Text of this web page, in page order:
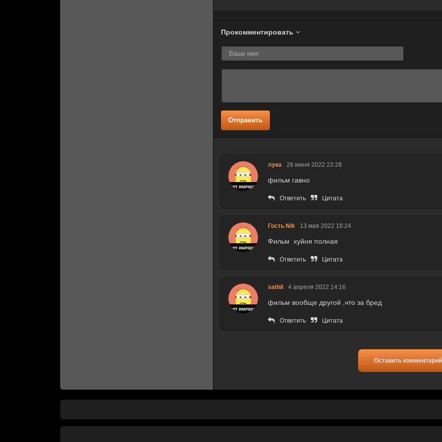
Прокомментировать
Отправить
лука 26 июня 2022 23:28
фильм гавно
Ответить Цитата
Гость Nik 13 мая 2022 16:24
Фильм хуйня полная
Ответить Цитата
sathil 4 апреля 2022 14:16
фильм вообще другой ,что за бред
Ответить Цитата
Оставить комментарий